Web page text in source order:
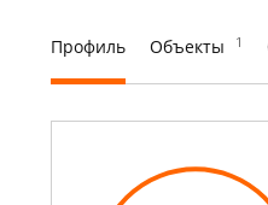
Профиль Объекты 1